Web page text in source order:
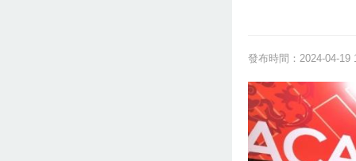
發布時間：2024-04-19